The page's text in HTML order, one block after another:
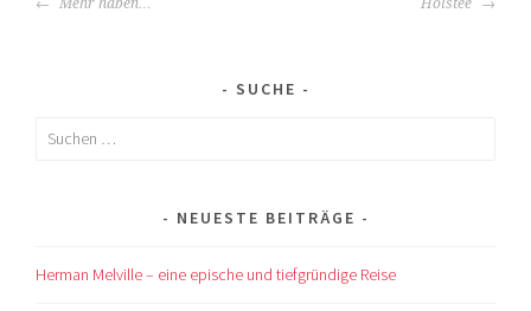
Mehr haben… Holstee
SUCHE
Suchen
NEUESTE BEITRÄGE
Herman Melville – eine epische und tiefgründige Reise